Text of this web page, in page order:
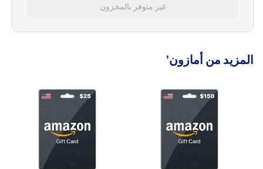
غير متوفر بالمخزون
المزيد من أمازون'